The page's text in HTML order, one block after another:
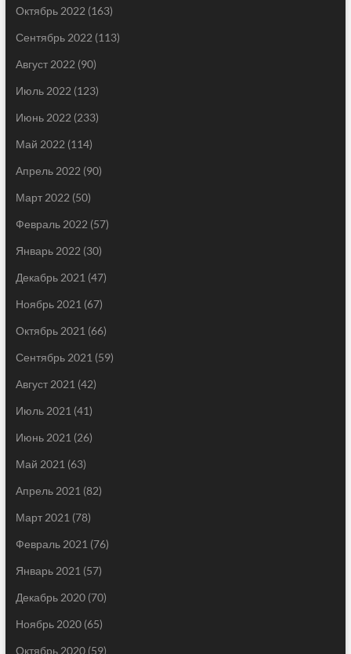
Октябрь 2022 (163)
Сентябрь 2022 (113)
Август 2022 (90)
Июль 2022 (123)
Июнь 2022 (233)
Май 2022 (114)
Апрель 2022 (90)
Март 2022 (50)
Февраль 2022 (57)
Январь 2022 (30)
Декабрь 2021 (47)
Ноябрь 2021 (67)
Октябрь 2021 (66)
Сентябрь 2021 (59)
Август 2021 (42)
Июль 2021 (41)
Июнь 2021 (26)
Май 2021 (63)
Апрель 2021 (82)
Март 2021 (78)
Февраль 2021 (76)
Январь 2021 (57)
Декабрь 2020(70)
Ноябрь 2020(65)
Октябрь 2020(59)